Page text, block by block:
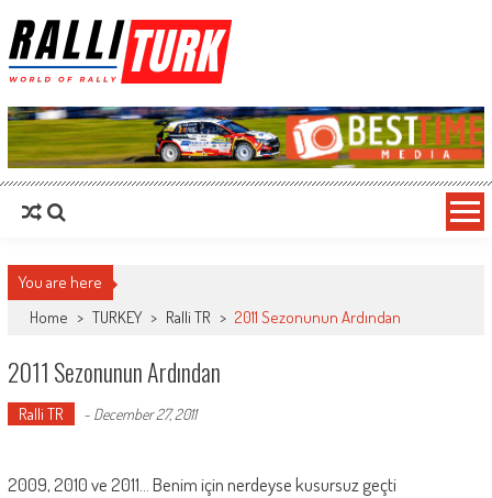
RalliTurk
You are here
Home > TURKEY > Ralli TR > 2011 Sezonunun Ardından
2011 Sezonunun Ardından
Ralli TR - December 27, 2011
2009, 2010 ve 2011… Benim için nerdeyse kusursuz geçti